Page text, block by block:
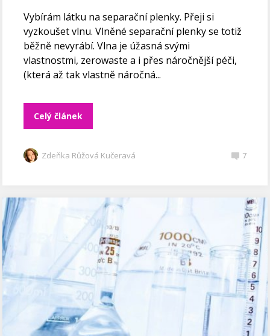
Vybírám látku na separační plenky. Přeji si
vyzkoušet vlnu. Vlněné separační plenky se totiž
běžně nevyrábí. Vlna je úžasná svými
vlastnostmi, zerowaste a i přes náročnější péči,
(která až tak vlastně náročná...
Celý článek
Zdeňka Růžová Kučeravá 7